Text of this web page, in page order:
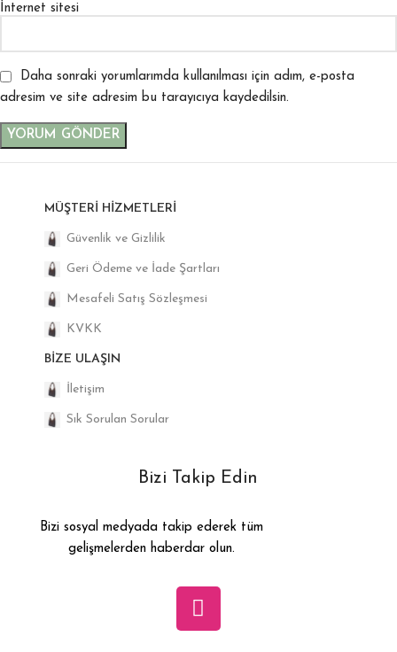
İnternet sitesi
Daha sonraki yorumlarımda kullanılması için adım, e-posta
adresim ve site adresim bu tarayıcıya kaydedilsin.
MÜŞTERI HIZMETLERI
Güvenlik ve Gizlilik
Geri Ödeme ve İade Şartları
Mesafeli Satış Sözleşmesi
KVKK
BIZE ULAŞIN
İletişim
Sık Sorulan Sorular
Bizi Takip Edin
Bizi sosyal medyada takip ederek tüm
gelişmelerden haberdar olun.